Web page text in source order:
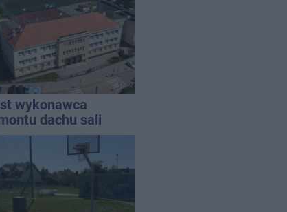
wykonawca
dachu sali